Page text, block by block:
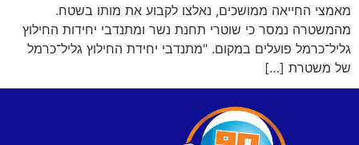
מאמצי החייאה ממושכים, נאלצו לקבוע את מותו בשטח.
מהמשטרה נמסר כי שוטרי תחנת נשר ומתנדבי יחידות החילוץ
גליל־כרמל פועלים במקום. "מתנדבי יחידת החילוץ גליל־כרמל
של משטרת […]